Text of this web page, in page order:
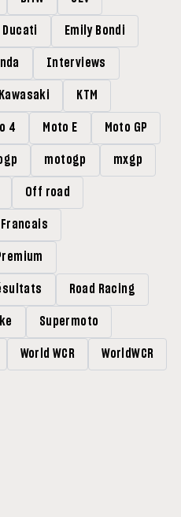
Ducati Emily Bondi
Interviews
Kawasaki KTM
4 Moto E Moto GP
motogp mxgp
Off road
Road Racing
Supermoto
World WCR WorldWCR